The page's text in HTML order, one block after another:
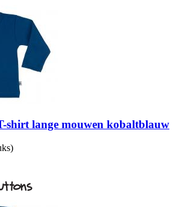
shirt lange mouwen kobaltblauw